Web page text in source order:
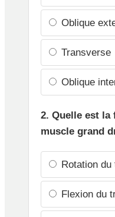
Oblique
Transverse
Oblique
2. Quelle est
muscle grand
Rotation du
Flexion du